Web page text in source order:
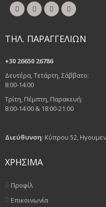
ΤΗΛ. ΠΑΡΑΓΓΕΛΙΩΝ
+30 26650 26786
Δευτέρα, Τετάρτη, Σάββατο:
8:00-14:00
Τρίτη, Πέμπτη, Παρακευή:
8:00-14:00 & 18:00-21:00
Διεύθυνση: Κύπρου 52,
ΧΡΗΣΙΜΑ
Προφίλ
Επικοινωνία